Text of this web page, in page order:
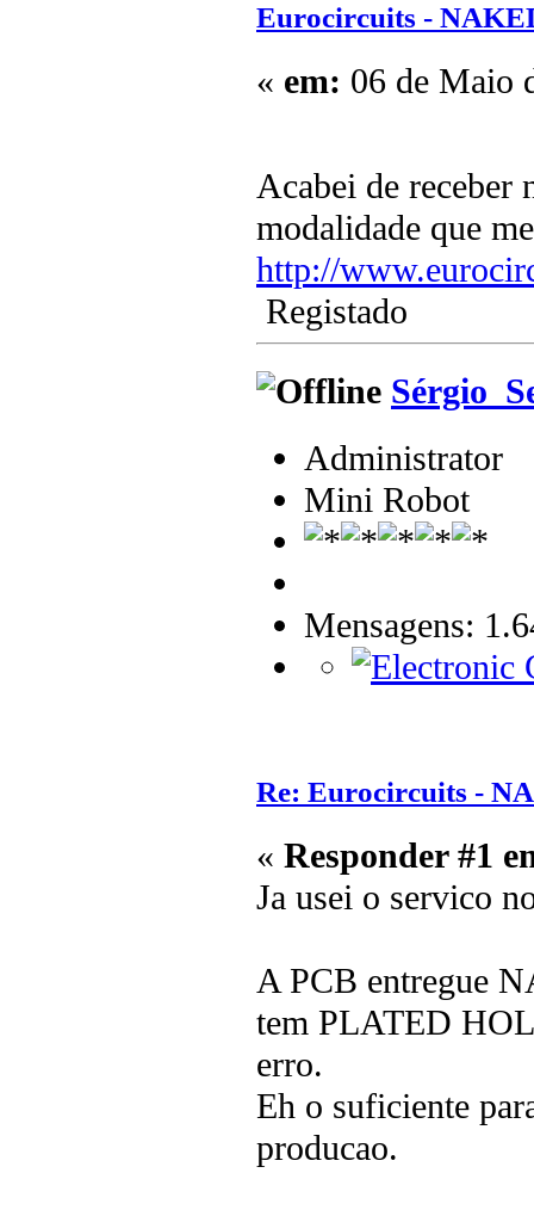
Eurocircuits -
« em: 06 de Maio
Acabei de receber
modalidade que
http://
Registado
Administrator
Mini Robot
Mensagens:
Re: Eurocircuits -
« Responder #1
Ja usei o servico
A PCB entregue
tem PLATED
erro.
Eh o suficiente
producao.